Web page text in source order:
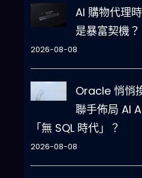
AI 購物代理
是暴富契機？
2026-08-08
Oracle 悄悄
聯手佈局 AI
「無 SQL 時代」？
2026-08-08